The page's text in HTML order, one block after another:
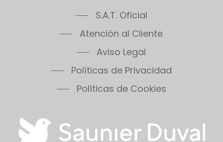
S.A.T. Oficial
Atención al Cliente
Aviso Legal
Políticas de Privacidad
Políticas de Cookies